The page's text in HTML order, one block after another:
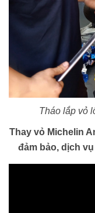
Tháo lắp vỏ
Thay vỏ Michelin
đảm bảo, dịch